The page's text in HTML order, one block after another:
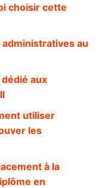
choisir cette
au
dédié aux
utiliser
les
à la
en